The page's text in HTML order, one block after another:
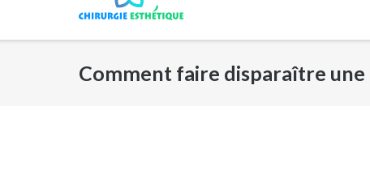
Comment faire disparaître